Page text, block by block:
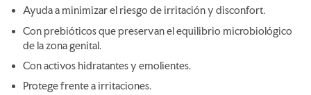
Ayuda a minimizar el riesgo de irritación y disconfort.
Con prebióticos que preservan el equilibrio microbiológico
de la zona genital.
Con activos hidratantes y emolientes.
Protege frente a irritaciones.